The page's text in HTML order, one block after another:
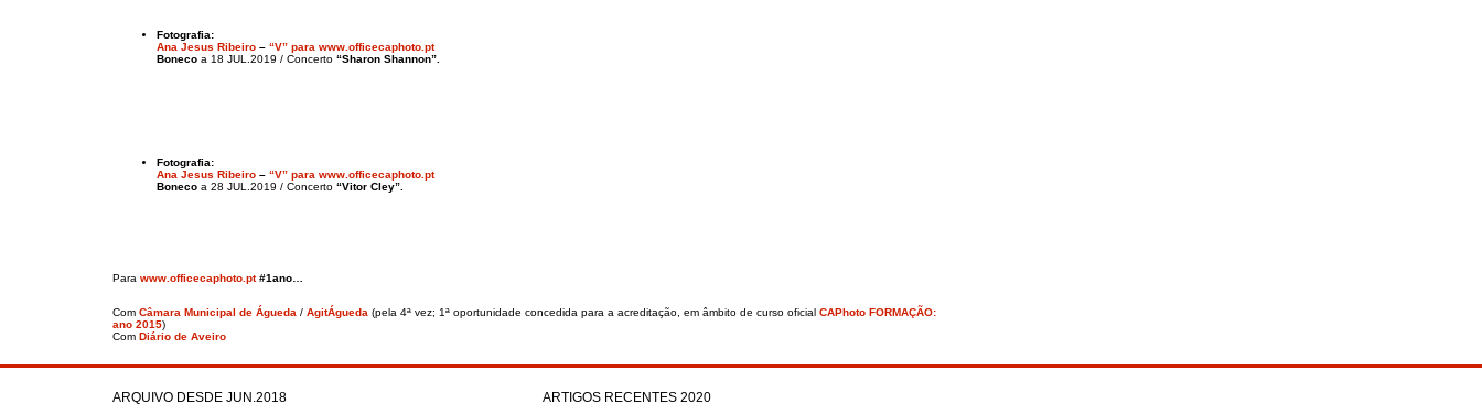
Fotografia:
Ana Jesus Ribeiro – “V” para www.officecaphoto.pt
Boneco a 18 JUL.2019 / Concerto “Sharon Shannon”.
Fotografia:
Ana Jesus Ribeiro – “V” para www.officecaphoto.pt
Boneco a 28 JUL.2019 / Concerto “Vitor Cley”.
Para www.officecaphoto.pt#1ano…
Com Câmara Municipal de Águeda / AgitÁgueda (pela 4ª vez; 1ª oportunidade concedida para a acreditação, em âmbito de curso oficial CAPhoto FORMAÇÃO:
ano 2015)
Com Diário de Aveiro
ARQUIVO DESDE JUN.2018 ARTIGOS RECENTES 2020